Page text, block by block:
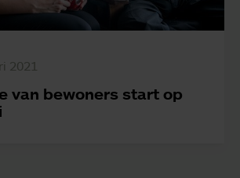
2021
van bewoners start op